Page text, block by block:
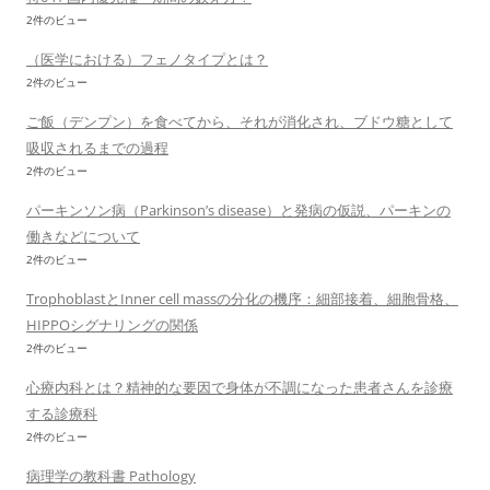
2件のビュー
（医学における）フェノタイプとは？
2件のビュー
ご飯（デンプン）を食べてから、それが消化され、ブドウ糖として
吸収されるまでの過程
2件のビュー
パーキンソン病（Parkinson’s disease）と発病の仮説、パーキンの
働きなどについて
2件のビュー
TrophoblastとInner cell massの分化の機序：細部接着、細胞骨格、
HIPPOシグナリングの関係
2件のビュー
心療内科とは？精神的な要因で身体が不調になった患者さんを診療
する診療科
2件のビュー
病理学の教科書 Pathology